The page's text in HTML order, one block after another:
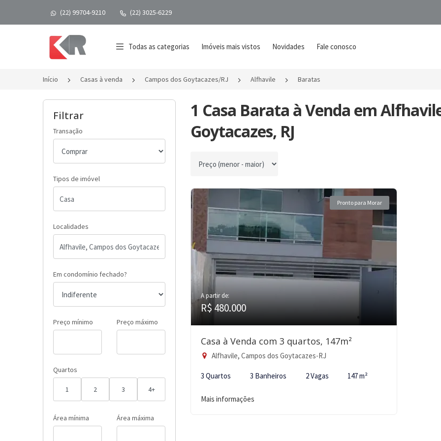
(22) 99704-9210 (22) 3025-6229
Página inicial
Todas as categorias Imóveis mais vistos Novidades Fale conosco
Início Casas à venda Campos dos Goytacazes/RJ Alfhavile Baratas
Filtrar
Transação
Tipos de imóvel
Localidades
Em condomínio fechado?
Preço mínimo Preço máximo
Quartos
1 2 3 4+
Área mínima Área máxima
1 Casa Barata à Venda em
Goytacazes, RJ
Ordenar por
Pronto para Morar
A partir de:
R$ 480.000
Casa à Venda com 3 quartos, 147m²
Alfhavile, Campos dos Goytacazes-RJ
3 Quartos 3 Banheiros 2 Vagas 147 m²
Mais informações